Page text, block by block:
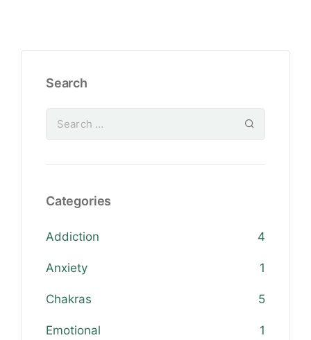
Search
Categories
Addiction 4
Anxiety 1
Chakras 5
Emotional 1